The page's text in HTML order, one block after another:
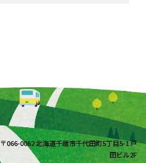
〒066-0062 北海道千歳市千代田町5丁目5-1 戸
田ビル2F